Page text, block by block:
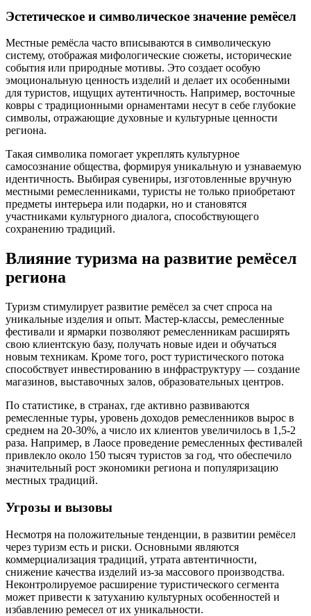
Эстетическое и символическое значение ремёсел
Местные ремёсла часто вписываются в символическую
систему, отображая мифологические сюжеты, исторические
события или природные мотивы. Это создает особую
эмоциональную ценность изделий и делает их особенными
для туристов, ищущих аутентичность. Например, восточные
ковры с традиционными орнаментами несут в себе глубокие
символы, отражающие духовные и культурные ценности
региона.
Такая символика помогает укреплять культурное
самосознание общества, формируя уникальную и узнаваемую
идентичность. Выбирая сувениры, изготовленные вручную
местными ремесленниками, туристы не только приобретают
предметы интерьера или подарки, но и становятся
участниками культурного диалога, способствующего
сохранению традиций.
Влияние туризма на развитие ремёсел
региона
Туризм стимулирует развитие ремёсел за счет спроса на
уникальные изделия и опыт. Мастер-классы, ремесленные
фестивали и ярмарки позволяют ремесленникам расширять
свою клиентскую базу, получать новые идеи и обучаться
новым техникам. Кроме того, рост туристического потока
способствует инвестированию в инфраструктуру — создание
магазинов, выставочных залов, образовательных центров.
По статистике, в странах, где активно развиваются
ремесленные туры, уровень доходов ремесленников вырос в
среднем на 20-30%, а число их клиентов увеличилось в 1,5-2
раза. Например, в Лаосе проведение ремесленных фестивалей
привлекло около 150 тысяч туристов за год, что обеспечило
значительный рост экономики региона и популяризацию
местных традиций.
Угрозы и вызовы
Несмотря на положительные тенденции, в развитии ремёсел
через туризм есть и риски. Основными являются
коммерциализация традиций, утрата автентичности,
снижение качества изделий из-за массового производства.
Неконтролируемое расширение туристического сегмента
может привести к затуханию культурных особенностей и
избавлению ремесел от их уникальности.